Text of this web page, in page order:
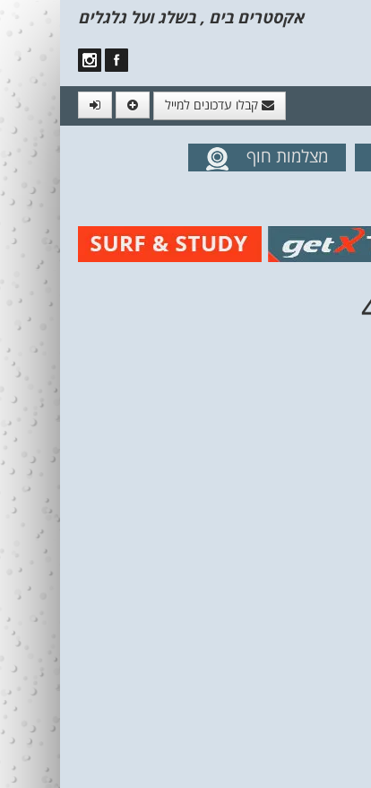
אקסטרים בים , בשלג ועל גלגלים
קבלו עדכונים למייל
מצלמות חוף